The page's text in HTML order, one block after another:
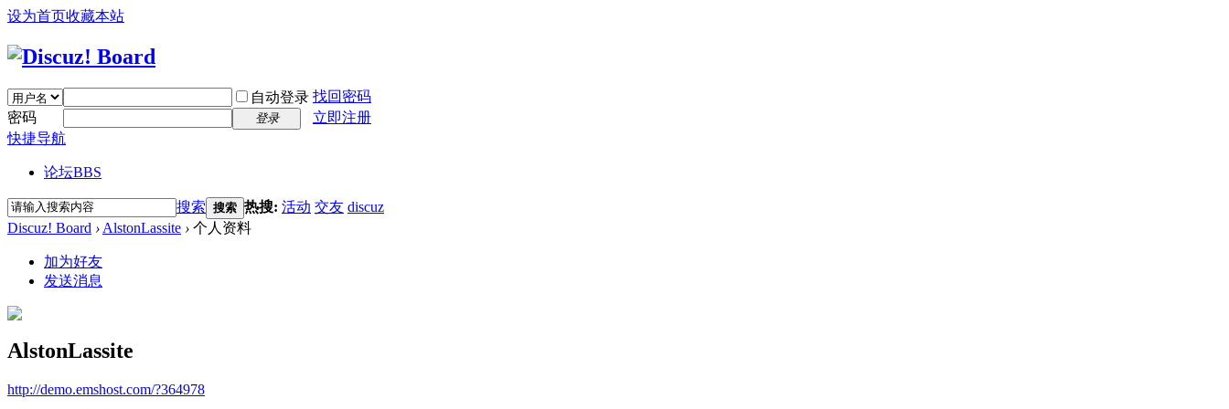
设为首页收藏本站
自动登录 找回密码
密码
登录
立即注册
快捷导航
论坛BBS
搜索 搜索 热搜: 活动 交友 discuz
Discuz! Board › AlstonLassite › 个人资料
加为好友
发送消息
AlstonLassite
http://demo.emshost.com/?364978